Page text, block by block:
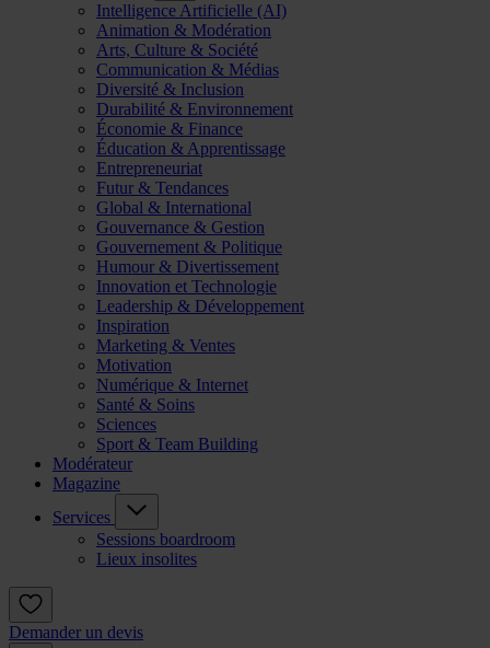
Intelligence Artificielle (AI)
Animation & Modération
Arts, Culture & Société
Communication & Médias
Diversité & Inclusion
Durabilité & Environnement
Économie & Finance
Éducation & Apprentissage
Entrepreneuriat
Futur & Tendances
Global & International
Gouvernance & Gestion
Gouvernement & Politique
Humour & Divertissement
Innovation et Technologie
Leadership & Développement
Inspiration
Marketing & Ventes
Motivation
Numérique & Internet
Santé & Soins
Sciences
Sport & Team Building
Modérateur
Magazine
Services
Sessions boardroom
Lieux insolites
Demander un devis